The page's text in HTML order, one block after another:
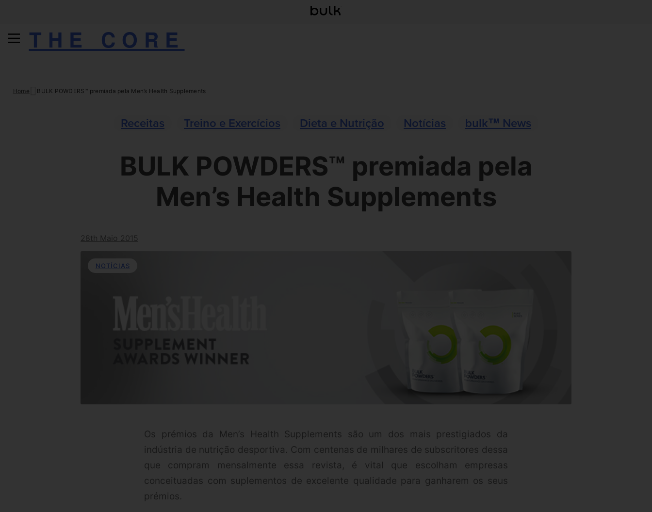
THE CORE
Home BULK POWDERS™ premiada pela Men’s Health Supplements
Receitas Treino e Exercícios Dieta e Nutrição Notícias bulk™ News
BULK POWDERS™ premiada pela
Men’s Health Supplements
28th Maio 2015
NOTÍCIAS
Os prémios da Men’s Health Supplements são um dos mais prestigiados da
indústria de nutrição desportiva. Com centenas de milhares de subscritores dessa
que compram mensalmente essa revista, é vital que escolham empresas
conceituadas com suplementos de excelente qualidade para ganharem os seus
prémios.